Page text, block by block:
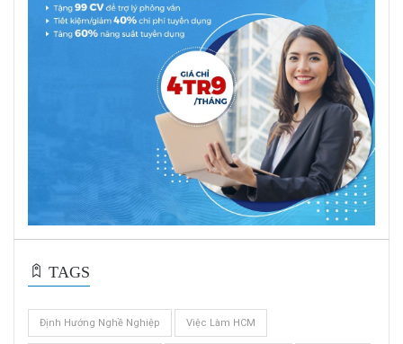
TAGS
Định Hướng Nghề Nghiệp Việc Làm HCM